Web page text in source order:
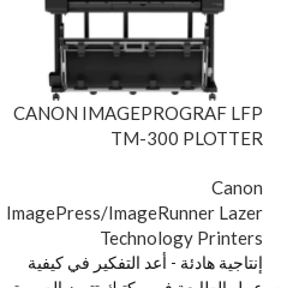
CANON IMAGEPROGRAF LFP
TM-300 PLOTTER
Canon
ImagePress/ImageRunner Lazer
Technology Printers
إنتاجية هادئة - أعد التفكير في كيفية